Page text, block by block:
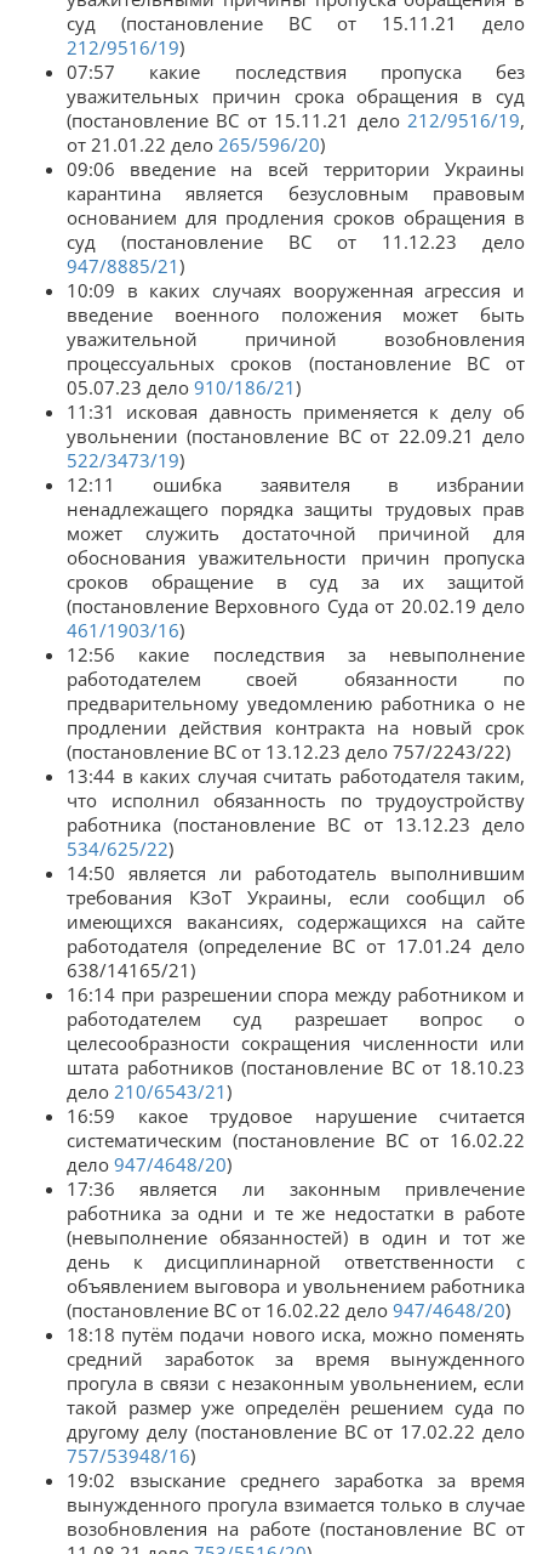
суд (постановление ВС от 15.11.21 дело
212/9516/19)
07:57 какие последствия пропуска без
уважительных причин срока обращения в суд
(постановление ВС от 15.11.21 дело 212/9516/19,
от 21.01.22 дело 265/596/20)
09:06 введение на всей территории Украины
карантина является безусловным правовым
основанием для продления сроков обращения в
суд (постановление ВС от 11.12.23 дело
947/8885/21)
10:09 в каких случаях вооруженная агрессия и
введение военного положения может быть
уважительной причиной возобновления
процессуальных сроков (постановление ВС от
05.07.23 дело 910/186/21)
11:31 исковая давность применяется к делу об
увольнении (постановление ВС от 22.09.21 дело
522/3473/19)
12:11 ошибка заявителя в избрании
ненадлежащего порядка защиты трудовых прав
может служить достаточной причиной для
обоснования уважительности причин пропуска
сроков обращение в суд за их защитой
(постановление Верховного Суда от 20.02.19 дело
461/1903/16)
12:56 какие последствия за невыполнение
работодателем своей обязанности по
предварительному уведомлению работника о не
продлении действия контракта на новый срок
(постановление ВС от 13.12.23 дело 757/2243/22)
13:44 в каких случая считать работодателя таким,
что исполнил обязанность по трудоустройству
работника (постановление ВС от 13.12.23 дело
534/625/22)
14:50 является ли работодатель выполнившим
требования КЗоТ Украины, если сообщил об
имеющихся вакансиях, содержащихся на сайте
работодателя (определение ВС от 17.01.24 дело
638/14165/21)
16:14 при разрешении спора между работником и
работодателем суд разрешает вопрос о
целесообразности сокращения численности или
штата работников (постановление ВС от 18.10.23
дело 210/6543/21)
16:59 какое трудовое нарушение считается
систематическим (постановление ВС от 16.02.22
дело 947/4648/20)
17:36 является ли законным привлечение
работника за одни и те же недостатки в работе
(невыполнение обязанностей) в один и тот же
день к дисциплинарной ответственности с
объявлением выговора и увольнением работника
(постановление ВС от 16.02.22 дело 947/4648/20)
18:18 путём подачи нового иска, можно поменять
средний заработок за время вынужденного
прогула в связи с незаконным увольнением, если
такой размер уже определён решением суда по
другому делу (постановление ВС от 17.02.22 дело
757/53948/16)
19:02 взыскание среднего заработка за время
вынужденного прогула взимается только в случае
возобновления на работе (постановление ВС от